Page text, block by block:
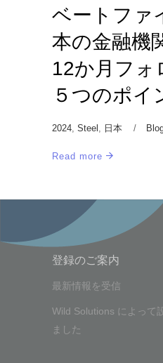
ベートファ
本の金融機
12か月フォ
５つのポイ
2024 Steel 日本
Read more
登録のご案内
最新情報を受信
Wild Solutions によって
ました